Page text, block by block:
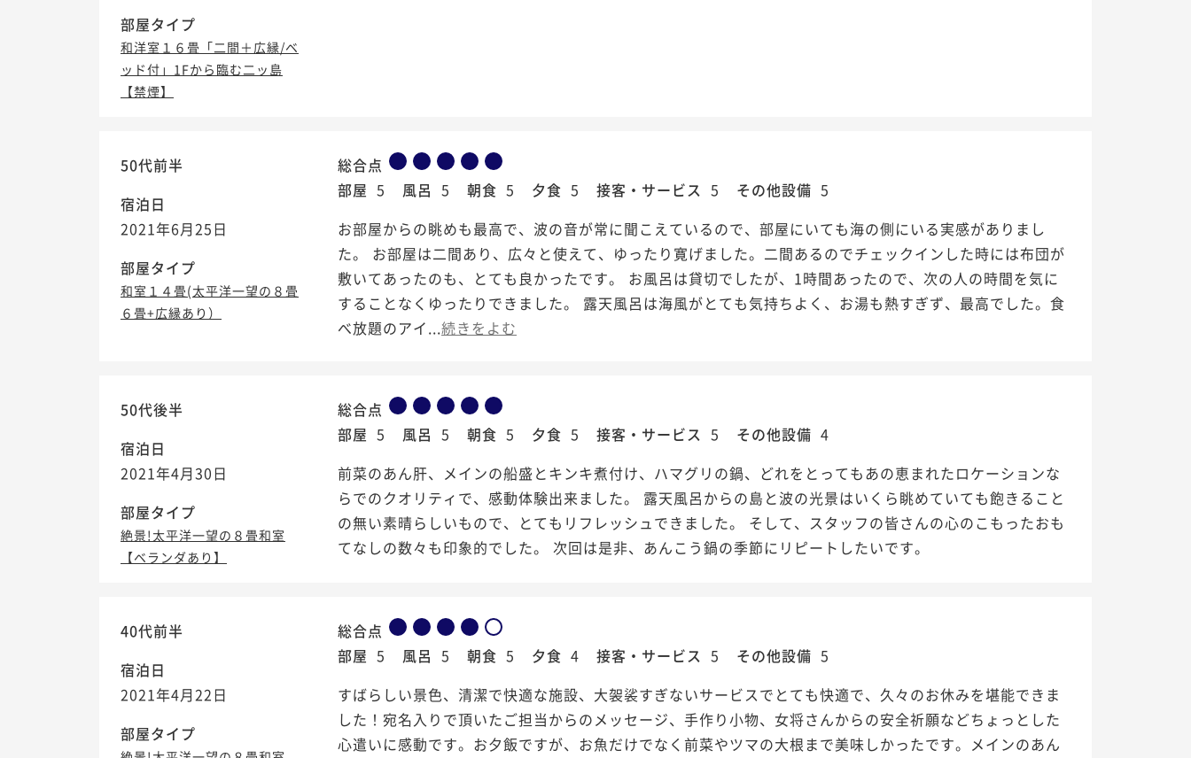
部屋タイプ
和洋室１６畳「二間＋広縁/ベ
ッド付」1Fから臨む二ッ島
【禁煙】
50代前半
宿泊日
2021年6月25日
部屋タイプ
和室１４畳(太平洋一望の８畳
６畳+広縁あり）
総合点
部屋 5 風呂 5 朝食 5 夕食 5 接客・サービス 5 その他設備 5
お部屋からの眺めも最高で、波の音が常に聞こえているので、部屋にいても海の側にいる実感がありまし
た。 お部屋は二間あり、広々と使えて、ゆったり寛げました。二間あるのでチェックインした時には布団が
敷いてあったのも、とても良かったです。 お風呂は貸切でしたが、1時間あったので、次の人の時間を気に
することなくゆったりできました。 露天風呂は海風がとても気持ちよく、お湯も熱すぎず、最高でした。食
べ放題のアイ...続きをよむ
50代後半
宿泊日
2021年4月30日
部屋タイプ
絶景!太平洋一望の８畳和室
【ベランダあり】
総合点
部屋 5 風呂 5 朝食 5 夕食 5 接客・サービス 5 その他設備 4
前菜のあん肝、メインの船盛とキンキ煮付け、ハマグリの鍋、どれをとってもあの恵まれたロケーションな
らでのクオリティで、感動体験出来ました。 露天風呂からの島と波の光景はいくら眺めていても飽きること
の無い素晴らしいもので、とてもリフレッシュできました。 そして、スタッフの皆さんの心のこもったおも
てなしの数々も印象的でした。 次回は是非、あんこう鍋の季節にリピートしたいです。
40代前半
宿泊日
2021年4月22日
部屋タイプ
総合点
部屋 5 風呂 5 朝食 5 夕食 4 接客・サービス 5 その他設備 5
すばらしい景色、清潔で快適な施設、大袈裟すぎないサービスでとても快適で、久々のお休みを堪能できま
した！宛名入りで頂いたご担当からのメッセージ、手作り小物、女将さんからの安全祈願などちょっとした
心遣いに感動です。お夕飯ですが、お魚だけでなく前菜やツマの大根まで美味しかったです。メインのあん